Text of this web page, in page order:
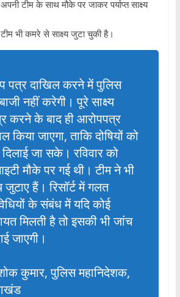
टीम के साथ मौके पर जाकर पर्याप्त साक्ष्य
भी कमरे से साक्ष्य जुटा चुकी है।
पत्र दाखिल करने में पुलिस
नहीं करेगी। पूरे साक्ष्य
करने के बाद ही आरोपपत्र
किया जाएगा, ताकि दोषियों को
जा सके। रविवार को
मौके पर गई थी। टीम ने भी
जुटाए हैं। रिसॉर्ट में गलत
के संबंध में यदि कोई
मिलती है तो इसकी भी जांच
जाएगी।
कुमार, पुलिस महानिदेशक,